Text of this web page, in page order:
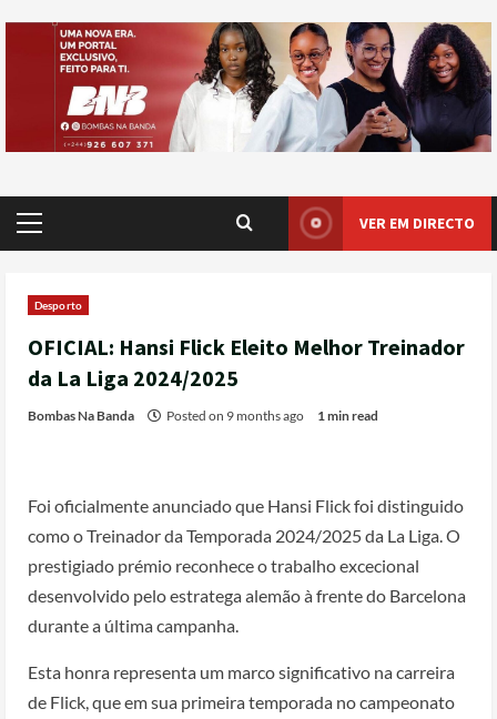
VER EM DIRECTO
Desporto
OFICIAL: Hansi Flick Eleito Melhor Treinador
da La Liga 2024/2025
Bombas Na Banda Posted on 9 months ago 1 min read
Foi oficialmente anunciado que Hansi Flick foi distinguido
como o Treinador da Temporada 2024/2025 da La Liga. O
prestigiado prémio reconhece o trabalho excecional
desenvolvido pelo estratega alemão à frente do Barcelona
durante a última campanha.
Esta honra representa um marco significativo na carreira
de Flick, que em sua primeira temporada no campeonato